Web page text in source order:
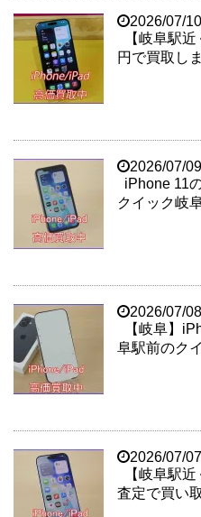
2026/07/10
【岐阜駅
円で買取し
2026/07/09
iPhone 11
クイック岐
2026/07/08
【岐阜】
阜駅前のク
2026/07/07
【岐阜駅
査定で買い